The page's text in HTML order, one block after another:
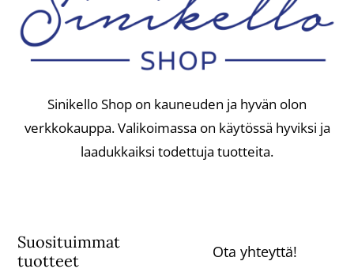
Sinikello Shop on kauneuden ja hyvän olon
verkkokauppa. Valikoimassa on käytössä hyviksi ja
laadukkaiksi todettuja tuotteita.
Suosituimmat
tuotteet
Ota yhteyttä!